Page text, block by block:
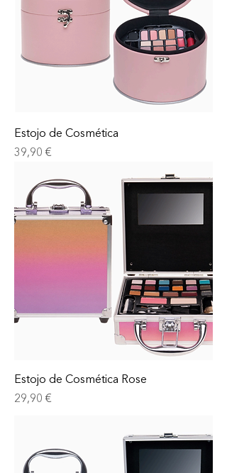
Estojo de Cosmética
Prix
39,90 €
Estojo de Cosmética Rose
Prix
29,90 €